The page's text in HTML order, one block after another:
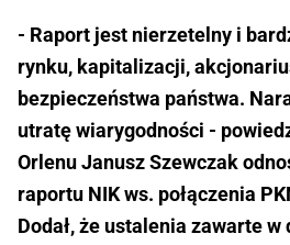
- Raport jest nierzetelny i
rynku, kapitalizacji,
bezpieczeństwa państwa.
utratę wiarygodności -
Orlenu Janusz Szewczak
raportu NIK ws. połączenia
Dodał, że ustalenia zawarte